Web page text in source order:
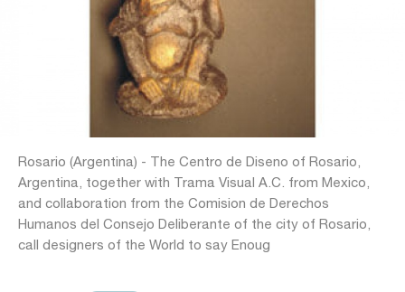
Rosario (Argentina) - The Centro de Diseno of Rosario,
Argentina, together with Trama Visual A.C. from Mexico,
and collaboration from the Comision de Derechos
Humanos del Consejo Deliberante of the city of Rosario,
call designers of the World to say Enoug